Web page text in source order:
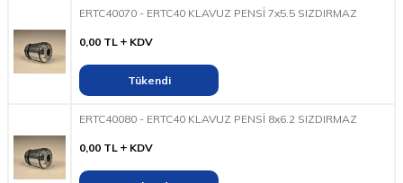
ERTC40070 - ERTC40 KLAVUZ PENSİ 7x5.5 SIZDIRMAZ
0,00 TL KDV
Tükendi
ERTC40080 - ERTC40 KLAVUZ PENSİ 8x6.2 SIZDIRMAZ
0,00 TL KDV